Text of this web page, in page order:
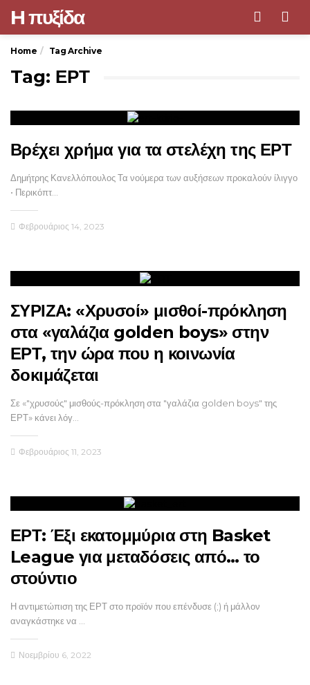
H πυξίδα
Home Tag Archive
Tag: ΕΡΤ
Βρέχει χρήμα για τα στελέχη της ΕΡΤ
Δημήτρης Κανελλόπουλος Τα νούμερα των αυξήσεων προκαλούν ίλιγγο
• Περικόπτ…
Φεβρουάριος 14, 2023
ΣΥΡΙΖΑ: «Χρυσοί» μισθοί-πρόκληση
στα «γαλάζια golden boys» στην
ΕΡΤ, την ώρα που η κοινωνία
δοκιμάζεται
Σε «"χρυσούς" μισθούς-πρόκληση στα "γαλάζια golden boys" της
ΕΡΤ» κάνει λόγ…
Φεβρουάριος 11, 2023
ΕΡΤ: Έξι εκατομμύρια στη Basket
League για μεταδόσεις από… το
στούντιο
Η αντιμετώπιση της ΕΡΤ στο προϊόν που επένδυσε (;) ή μάλλον
αναγκάστηκε να …
Νοεμβρίου 6, 2022